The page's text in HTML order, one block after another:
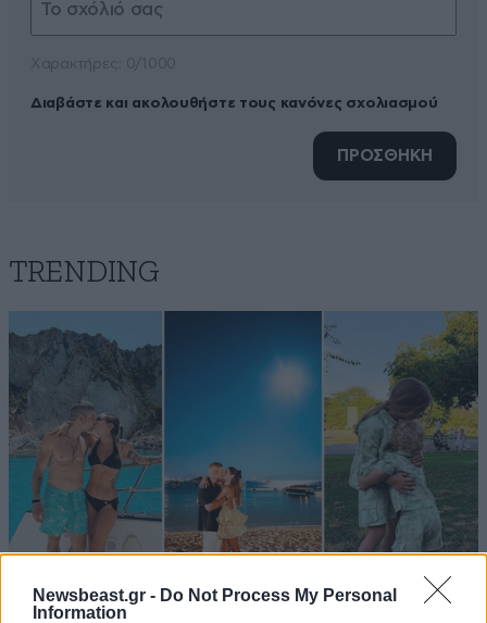
Newsbeast.gr - Do Not Process My Personal
Information
Διαβάστε και ακολουθήστε τους κανόνες σχολιασμού
ΠΡΟΣΘΗΚΗ
TRENDING